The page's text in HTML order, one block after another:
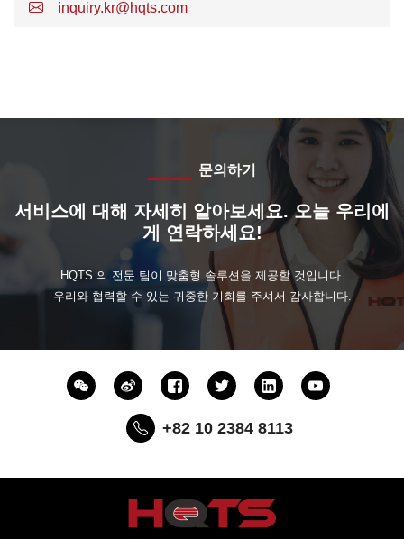
inquiry.kr@hqts.com
문의하기
서비스에 대해 자세히 알아보세요. 오늘 우리에
게 연락하세요!
HQTS 의 전문 팀이 맞춤형 솔루션을 제공할 것입니다.
우리와 협력할 수 있는 귀중한 기회를 주셔서 감사합니다.
+82 10 2384 8113